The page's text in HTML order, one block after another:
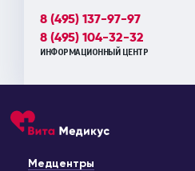
8 (495) 137-97-97
8 (495) 104-32-32
ИНФОРМАЦИОННЫЙ ЦЕНТР
Медцентры